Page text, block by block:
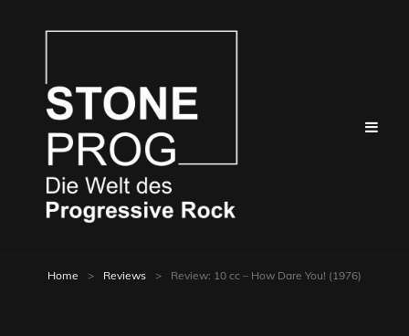
Home > Reviews > Review: 10 cc – How Dare You! (1976)